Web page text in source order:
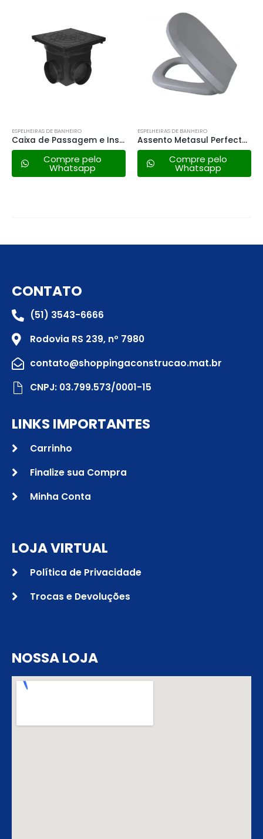
Caixa de Passagem e Inspeção Metasul Pequena
pelo
ESPELHEIRAS DE BANHEIRO
Assento Metasul Perfecto Multi Almofadado – Cinza Claro
Compre pelo
Whatsapp
ESPELHEIRAS DE
CONTATO
(51) 3543-6666
Rodovia RS 239, nº 7980
contato@shoppingaconstrucao.mat.br
CNPJ: 03.799.573/0001-15
LINKS IMPORTANTES
Carrinho
Finalize sua Compra
Minha Conta
LOJA VIRTUAL
Política de Privacidade
Trocas e Devoluções
NOSSA LOJA